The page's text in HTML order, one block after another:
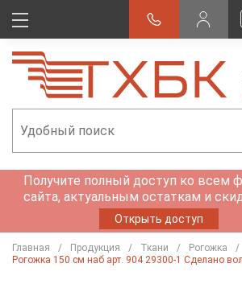
Получите полный доступ ко всем
сайта, актуальным остаткам и
Открыть доступ
Главная Продукция Ткани
Рогожка
Рогожка 150 см наб арт. 904 29300-1 Сделано